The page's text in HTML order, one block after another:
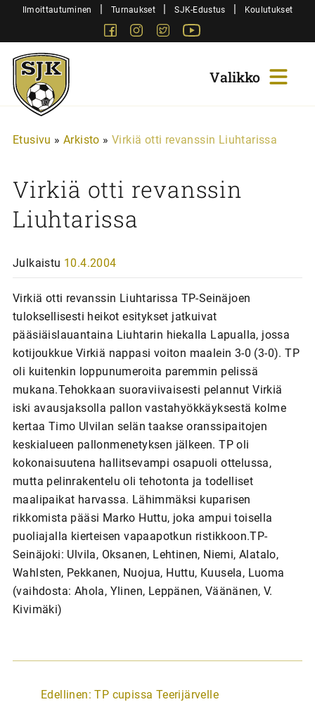
SiirryIlmoittautuminen | Turnaukset | SJK-Edustus | Koulutukset
FacebookInstagram
Twitter
Sjk-
Juniorit
Etusivu » Arkisto » Virkiä otti revanssin Liuhtarissa
Virkiä otti revanssin
Liuhtarissa
Julkaistu 10.4.2004
Virkiä otti revanssin Liuhtarissa TP-Seinäjoen
tuloksellisesti heikot esitykset jatkuivat
pääsiäislauantaina Liuhtarin hiekalla Lapualla, jossa
kotijoukkue Virkiä nappasi voiton maalein 3-0 (3-0). TP
oli kuitenkin loppunumeroita paremmin pelissä
mukana.Tehokkaan suoraviivaisesti pelannut Virkiä
iski avausjaksolla pallon vastahyökkäyksestä kolme
kertaa Timo Ulvilan selän taakse oranssipaitojen
keskialueen pallonmenetyksen jälkeen. TP oli
kokonaisuutena hallitsevampi osapuoli ottelussa,
mutta pelinrakentelu oli tehotonta ja todelliset
maalipaikat harvassa. Lähimmäksi kuparisen
rikkomista pääsi Marko Huttu, joka ampui toisella
puoliajalla kierteisen vapaapotkun ristikkoon.TP-
Seinäjoki: Ulvila, Oksanen, Lehtinen, Niemi, Alatalo,
Wahlsten, Pekkanen, Nuojua, Huttu, Kuusela, Luoma
(vaihdosta: Ahola, Ylinen, Leppänen, Väänänen, V.
Kivimäki)
A
Edellinen: TP cupissa Teerijärvelle